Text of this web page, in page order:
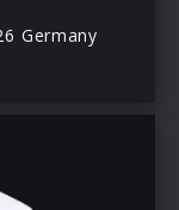
Germany